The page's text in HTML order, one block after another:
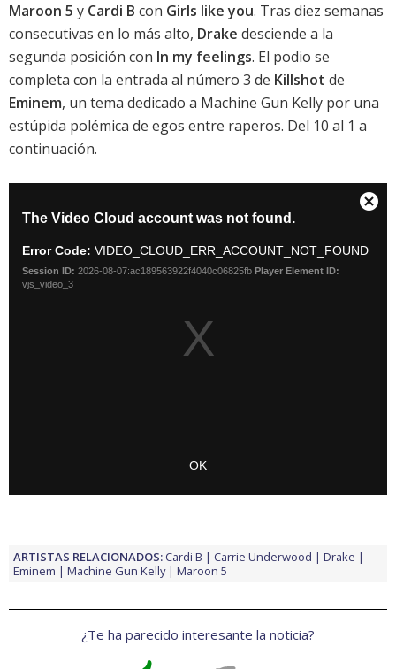
Maroon 5 y Cardi B con Girls like you. Tras diez semanas
consecutivas en lo más alto, Drake desciende a la
segunda posición con In my feelings. El podio se
completa con la entrada al número 3 de Killshot de
Eminem, un tema dedicado a Machine Gun Kelly por una
estúpida polémica de egos entre raperos. Del 10 al 1 a
continuación.
ARTISTAS RELACIONADOS:Cardi B Carrie Underwood
Drake
Eminem
Machine Gun Kelly Maroon 5
¿Te ha parecido interesante la noticia?